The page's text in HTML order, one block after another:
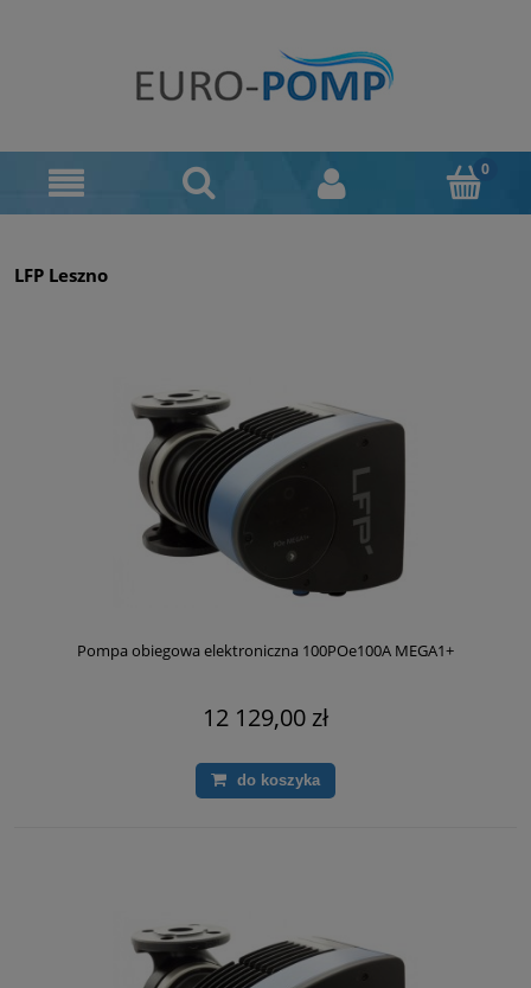
LFP Leszno
Pompa obiegowa elektroniczna 100POe100A MEGA1+
12 129,00 zł
do koszyka